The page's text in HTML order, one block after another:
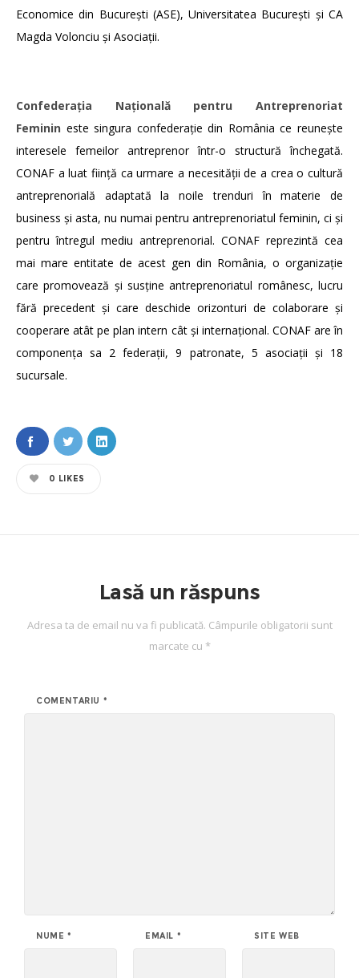
Economice din București (ASE), Universitatea București și CA
Magda Volonciu și Asociații.
Confederaţia Naţională pentru Antreprenoriat
Feminin este singura confederație din România ce reuneşte
interesele femeilor antreprenor într-o structură închegată.
CONAF a luat ființă ca urmare a necesității de a crea o cultură
antreprenorială adaptată la noile trenduri în materie de
business și asta, nu numai pentru antreprenoriatul feminin, ci și
pentru întregul mediu antreprenorial. CONAF reprezintă cea
mai mare entitate de acest gen din România, o organizație
care promovează și susține antreprenoriatul românesc, lucru
fără precedent și care deschide orizonturi de colaborare și
cooperare atât pe plan intern cât și internațional. CONAF are în
componența sa 2 federații, 9 patronate, 5 asociații și 18
sucursale.
0 LIKES
Lasă un răspuns
Adresa ta de email nu va fi publicată. Câmpurile obligatorii sunt
marcate cu *
COMENTARIU *
NUME * EMAIL * SITE WEB